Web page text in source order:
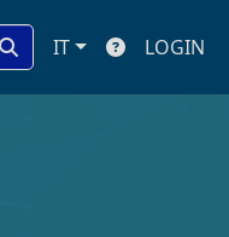
IT LOGIN